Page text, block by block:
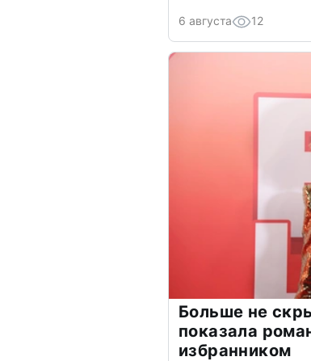
6 августа 12
Больше не
показала
избранником